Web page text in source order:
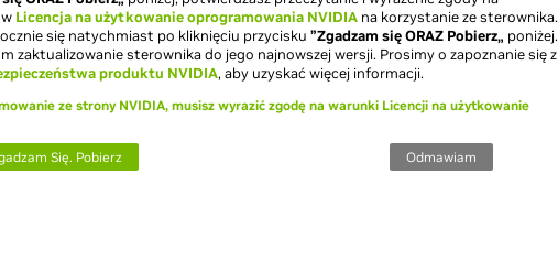
Licencja na użytkowanie oprogramowania NVIDIA na korzystanie ze sterownika.
się natychmiast po kliknięciu przycisku ”Zgadzam się ORAZ Pobierz„ poniżej.
zaktualizowanie sterownika do jego najnowszej wersji. Prosimy o zapoznanie się z
produktu NVIDIA, aby uzyskać więcej informacji.
ze strony NVIDIA, musisz wyrazić zgodę na warunki Licencji na użytkowanie
Się. Pobierz Odmawiam